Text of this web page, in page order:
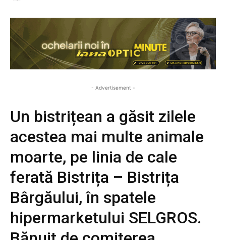
- Advertisement -
Un bistrițean a găsit zilele
acestea mai multe animale
moarte, pe linia de cale
ferată Bistrița – Bistrița
Bârgăului, în spatele
hipermarketului SELGROS.